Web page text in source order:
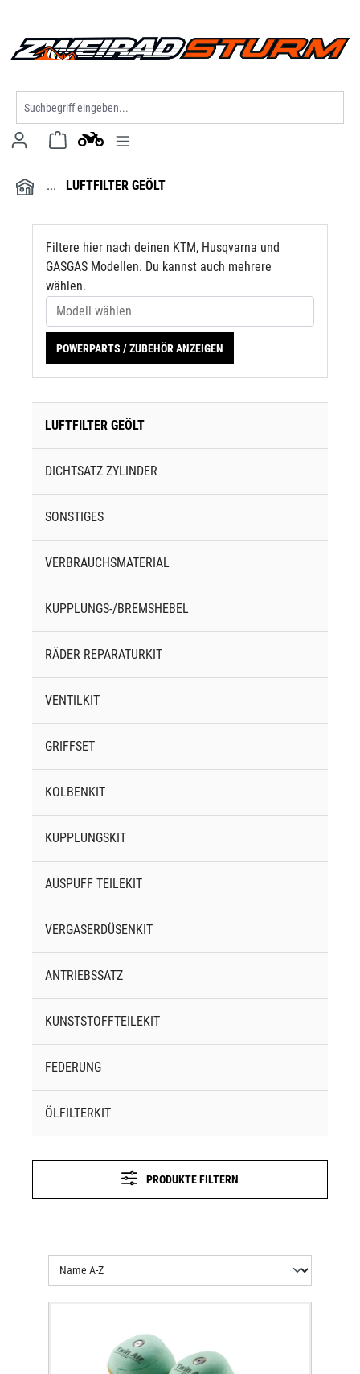
LUFTFILTER GEÖLT
Filtere hier nach deinen KTM, Husqvarna und
GASGAS Modellen. Du kannst auch mehrere
wählen.
POWERPARTS / ZUBEHÖR ANZEIGEN
LUFTFILTER GEÖLT
DICHTSATZ ZYLINDER
SONSTIGES
VERBRAUCHSMATERIAL
KUPPLUNGS-/BREMSHEBEL
RÄDER REPARATURKIT
VENTILKIT
GRIFFSET
KOLBENKIT
KUPPLUNGSKIT
AUSPUFF TEILEKIT
VERGASERDÜSENKIT
ANTRIEBSSATZ
KUNSTSTOFFTEILEKIT
FEDERUNG
ÖLFILTERKIT
PRODUKTE FILTERN